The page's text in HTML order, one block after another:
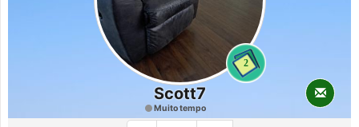
2
Scott7
Muito tempo